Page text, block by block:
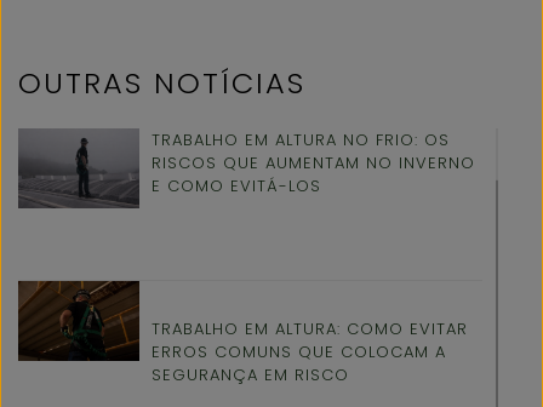
OUTRAS NOTÍCIAS
TRABALHO EM ALTURA NO FRIO: OS
RISCOS QUE AUMENTAM NO INVERNO
E COMO EVITÁ-LOS
TRABALHO EM ALTURA: COMO EVITAR
ERROS COMUNS QUE COLOCAM A
SEGURANÇA EM RISCO